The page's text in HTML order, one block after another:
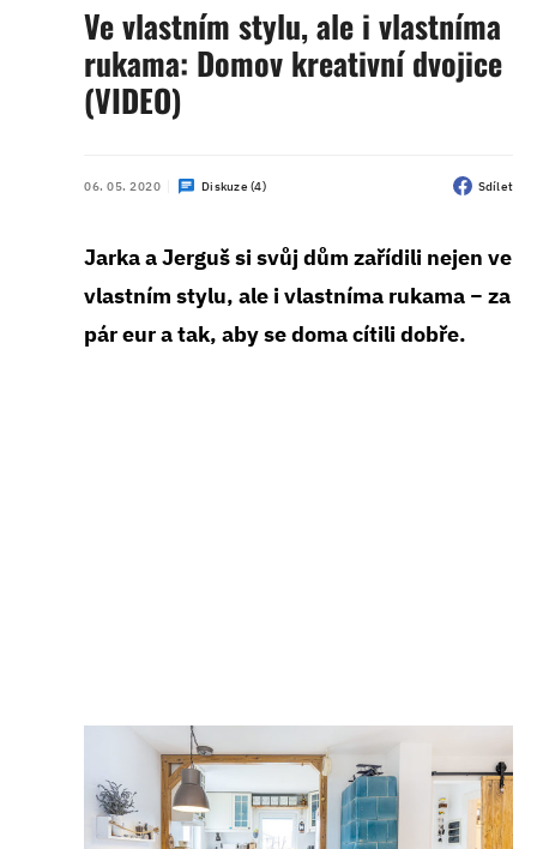
Ve vlastním stylu, ale i vlastníma
rukama: Domov kreativní dvojice
(VIDEO)
06. 05. 2020 Diskuze (4) Sdílet
Jarka a Jerguš si svůj dům zařídili nejen ve
vlastním stylu, ale i vlastníma rukama − za
pár eur a tak, aby se doma cítili dobře.